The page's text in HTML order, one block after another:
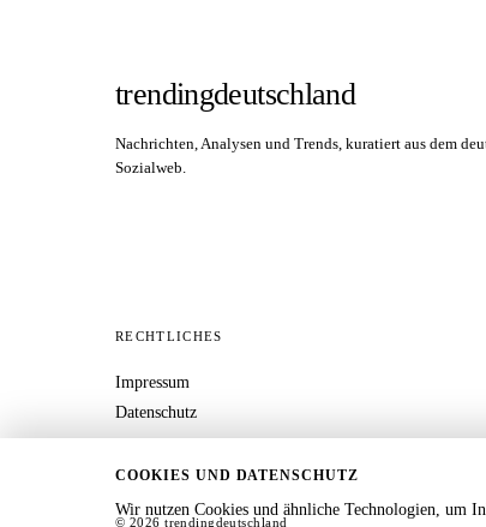
trendingdeutschland
Nachrichten, Analysen und Trends, kuratiert aus dem
Sozialweb.
RECHTLICHES
Impressum
Datenschutz
© 2026 trendingdeutschland
COOKIES UND DATENSCHUTZ
Wir nutzen Cookies und ähnliche Technologien, um